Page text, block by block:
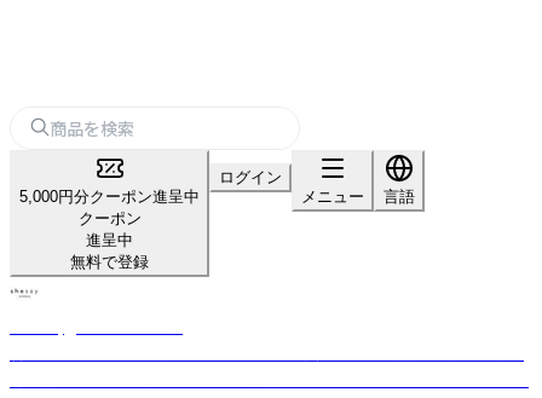
5,000円分クーポン進呈中
クーポン
進呈中
無料で登録
ログイン
メニュー
言語